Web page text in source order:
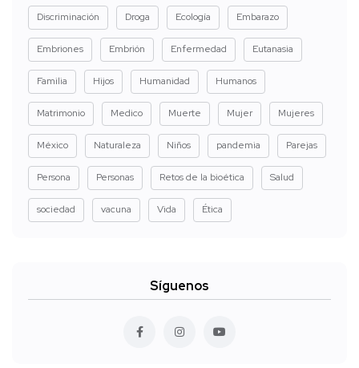
Discriminación Droga Ecología Embarazo
Embriones Embrión Enfermedad Eutanasia
Familia Hijos Humanidad Humanos
Matrimonio Medico Muerte Mujer Mujeres
México Naturaleza Niños pandemia Parejas
Persona Personas Retos de la bioética Salud
sociedad vacuna Vida Ética
Síguenos